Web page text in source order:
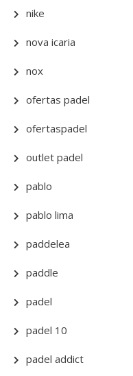
nike
nova icaria
nox
ofertas padel
ofertaspadel
outlet padel
pablo
pablo lima
paddelea
paddle
padel
padel 10
padel addict